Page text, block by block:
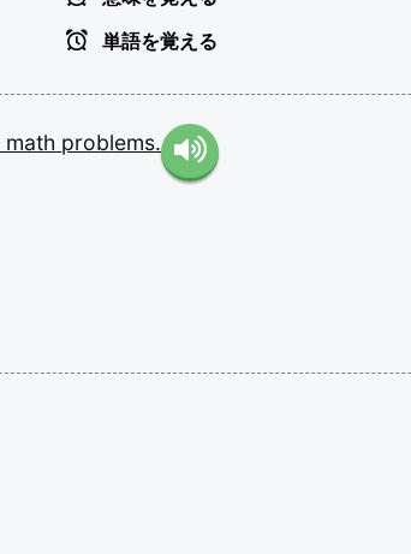
単語を覚える
math problems.